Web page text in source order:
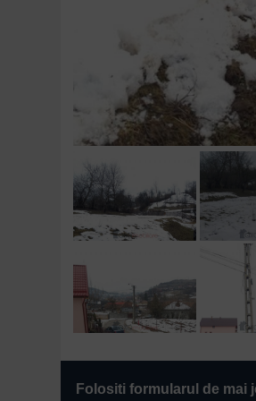
Folositi formularul de mai